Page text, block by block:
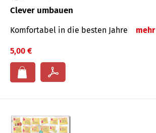
Clever umbauen
Komfortabel in die besten Jahre mehr
5,00 €